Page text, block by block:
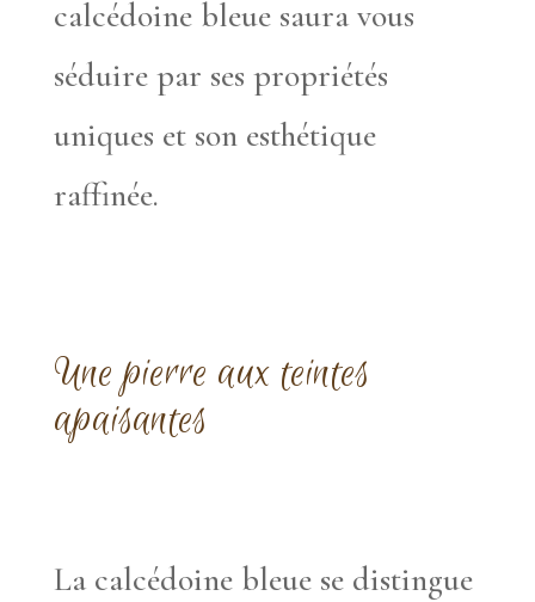
calcédoine bleue saura vous
séduire par ses propriétés
uniques et son esthétique
raffinée.
Une pierre aux teintes
apaisantes
La calcédoine bleue se distingue